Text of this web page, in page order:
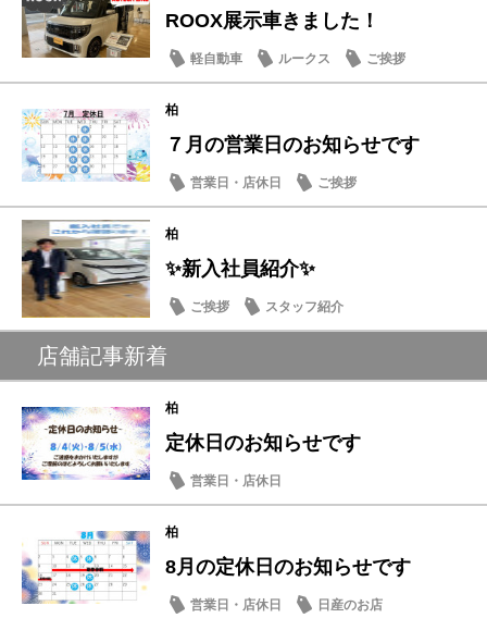
ROOX展示車きました！
軽自動車 ルークス ご挨拶
柏
７月の営業日のお知らせです
営業日・店休日 ご挨拶
柏
✨新入社員紹介✨
ご挨拶 スタッフ紹介
店舗記事新着
柏
定休日のお知らせです
営業日・店休日
柏
8月の定休日のお知らせです
営業日・店休日 日産のお店